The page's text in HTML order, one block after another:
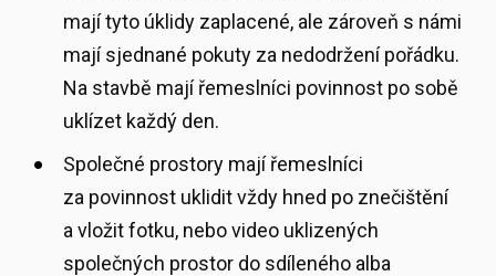
mají tyto úklidy zaplacené, ale zároveň s námi
mají sjednané pokuty za nedodržení pořádku.
Na stavbě mají řemeslníci povinnost po sobě
uklízet každý den.
Společné prostory mají řemeslníci
za povinnost uklidit vždy hned po znečištění
a vložit fotku, nebo video uklizených
společných prostor do sdíleného alba